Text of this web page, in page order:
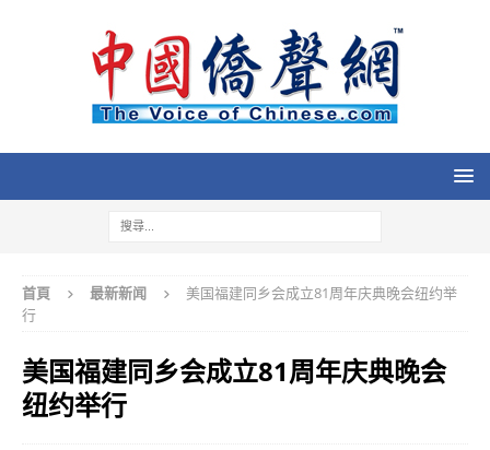
首頁 最新新闻
美国福建同乡会成立81周年庆典晚会纽约举
行
美国福建同乡会成立81周年庆典晚会
纽约举行